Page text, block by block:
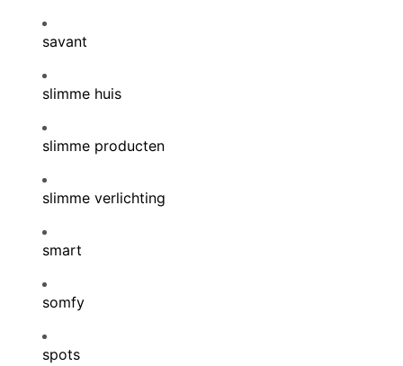
savant
slimme huis
slimme producten
slimme verlichting
smart
somfy
spots